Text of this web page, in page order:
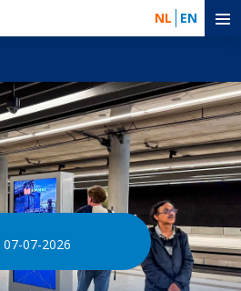
NL EN
07-07-2026